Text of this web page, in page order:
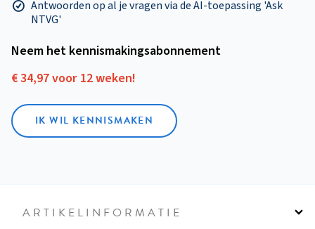
Antwoorden op al je vragen via de AI-toepassing 'Ask
NTVG'
Neem het kennismakings­abonnement
€ 34,97 voor 12 weken!
IK WIL KENNISMAKEN
ARTIKELINFORMATIE